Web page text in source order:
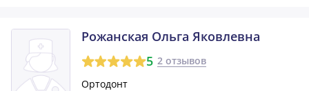
Рожанская Ольга Яковлевна
5 2 отзывов
Ортодонт